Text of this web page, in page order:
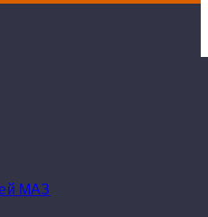
МАЗ